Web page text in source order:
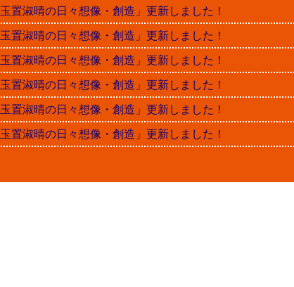
淑晴の日々想像・創造」更新しました！
淑晴の日々想像・創造」更新しました！
淑晴の日々想像・創造」更新しました！
淑晴の日々想像・創造」更新しました！
淑晴の日々想像・創造」更新しました！
淑晴の日々想像・創造」更新しました！